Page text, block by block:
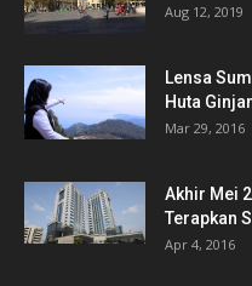
Aug 12, 2019
Lensa
Huta
Mar 29, 2016
Akhir Mei
Terapkan
Apr 4, 2016